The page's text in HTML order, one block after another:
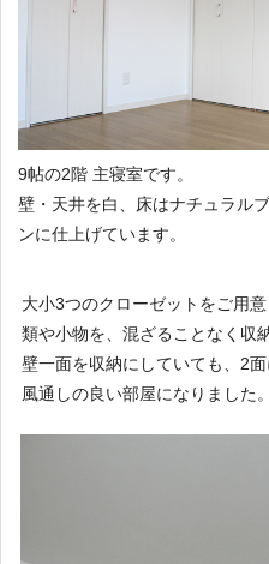
9帖の2階 主寝室です。
壁・天井を白、床はナチュラル
ンに仕上げています。
大小3つのクローゼットをご用
類や小物を、混ざることなく収
壁一面を収納にしていても、2
風通しの良い部屋になりました。